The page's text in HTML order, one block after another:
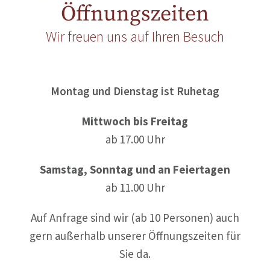
Öffnungszeiten
Wir freuen uns auf Ihren Besuch
Montag und Dienstag ist Ruhetag
Mittwoch bis Freitag
ab 17.00 Uhr
Samstag, Sonntag und an Feiertagen
ab 11.00 Uhr
Auf Anfrage sind wir (ab 10 Personen) auch
gern außerhalb unserer Öffnungszeiten für
Sie da.